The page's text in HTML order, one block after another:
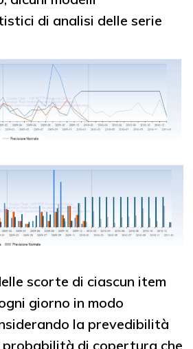
di analisi delle serie
scorte di ciascun item
giorno in modo
la prevedibilità
probabilità di copertura che